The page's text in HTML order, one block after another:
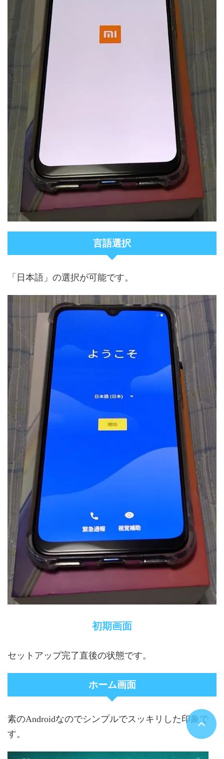
言語選択
「日本語」の選択が可能です。
初期画面
セットアップ完了直後の状態です。
ホーム画面
素のAndroidなのでシンプルでスッキリした印象で
す。